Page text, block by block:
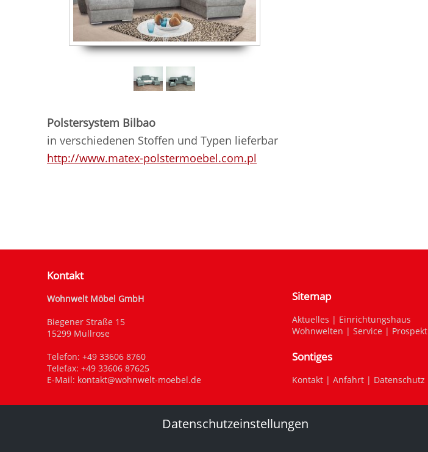
Polstersystem Bilbao
in verschiedenen Stoffen und Typen lieferbar
http://www.matex-polstermoebel.com.pl
Kontakt
Wohnwelt Möbel GmbH
Biegener Straße 15
15299 Müllrose
Telefon: +49 33606 8760
Telefax: +49 33606 87625
E-Mail: kontakt@wohnwelt-moebel.de
Sitemap
Aktuelles | Einrichtungshaus
Wohnwelten | Service | Prospekt
Sontiges
Kontakt| Anfahrt| Datenschutz
Datenschutzeinstellungen